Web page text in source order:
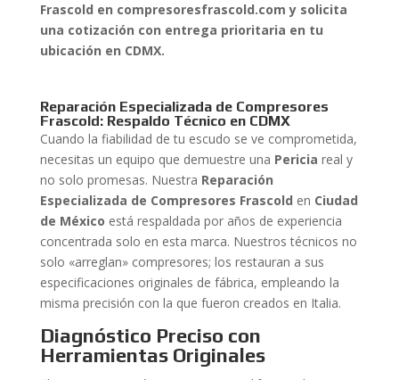
Frascold en compresoresfrascold.com y solicita
una cotización con entrega prioritaria en tu
ubicación en CDMX.
Reparación Especializada de Compresores
Frascold: Respaldo Técnico en CDMX
Cuando la fiabilidad de tu escudo se ve comprometida,
necesitas un equipo que demuestre una Pericia real y
no solo promesas. Nuestra Reparación
Especializada de Compresores Frascold en Ciudad
de México está respaldada por años de experiencia
concentrada solo en esta marca. Nuestros técnicos no
solo «arreglan» compresores; los restauran a sus
especificaciones originales de fábrica, empleando la
misma precisión con la que fueron creados en Italia.
Diagnóstico Preciso con
Herramientas Originales